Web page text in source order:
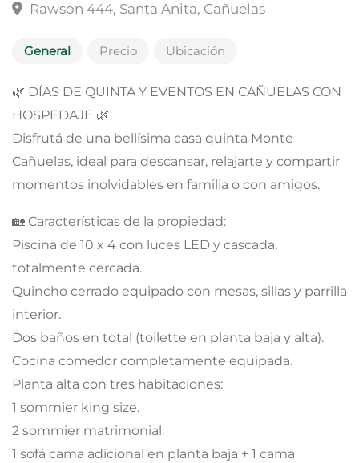
Rawson 444, Santa Anita, Cañuelas
General Precio Ubicación
🌿 DÍAS DE QUINTA Y EVENTOS EN CAÑUELAS CON
HOSPEDAJE 🌿
Disfrutá de una bellísima casa quinta Monte
Cañuelas, ideal para descansar, relajarte y compartir
momentos inolvidables en familia o con amigos.
🏡 Características de la propiedad:
Piscina de 10 x 4 con luces LED y cascada,
totalmente cercada.
Quincho cerrado equipado con mesas, sillas y parrilla
interior.
Dos baños en total (toilette en planta baja y alta).
Cocina comedor completamente equipada.
Planta alta con tres habitaciones:
1 sommier king size.
2 sommier matrimonial.
1 sofá cama adicional en planta baja + 1 cama